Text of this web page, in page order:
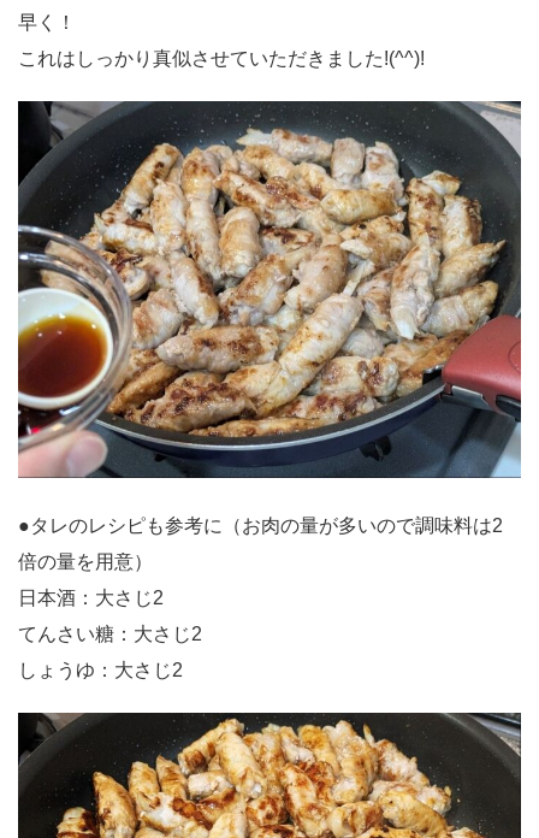
早く！
これはしっかり真似させていただきました!(^^)!
●タレのレシピも参考に（お肉の量が多いので調味料は2
倍の量を用意）
日本酒：大さじ2
てんさい糖：大さじ2
しょうゆ：大さじ2